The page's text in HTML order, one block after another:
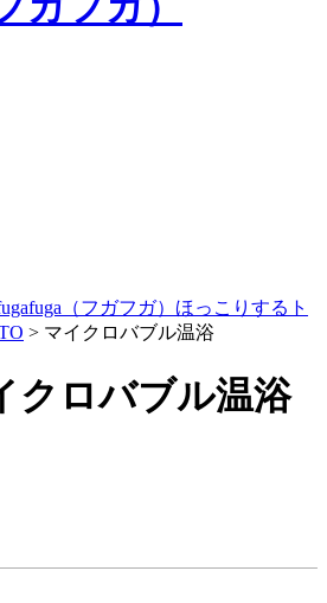
（フガフガ）ほっこりするト
> マイクロバブル温浴
クロバブル温浴